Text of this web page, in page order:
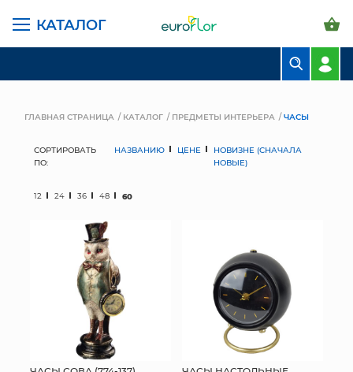
КАТАЛОГ
ГРУНТЫ И УДОБРЕНИЯ
ПРЕДМЕТЫ ИНТЕРЬЕРА
ГЛАВНАЯ СТРАНИЦА КАТАЛОГ ПРЕДМЕТЫ ИНТЕРЬЕРА ЧАСЫ
СОРТИРОВАТЬ
ПО:
НАЗВАНИЮ ЦЕНЕ
НОВИЗНЕ (СНАЧАЛА
НОВЫЕ)
12 24 36 48 60